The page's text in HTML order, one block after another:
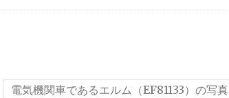
電気機関車であるエルム（EF81133）の写真